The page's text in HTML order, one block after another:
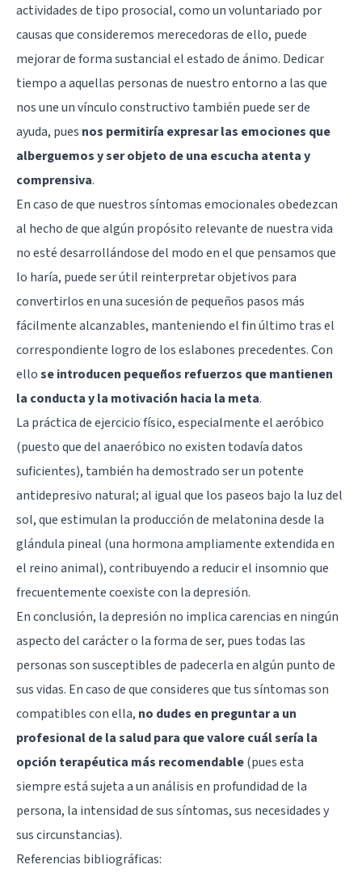
actividades de tipo prosocial, como un voluntariado por
causas que consideremos merecedoras de ello, puede
mejorar de forma sustancial el estado de ánimo. Dedicar
tiempo a aquellas personas de nuestro entorno a las que
nos une un vínculo constructivo también puede ser de
ayuda, pues nos permitiría expresar las emociones que
alberguemos y ser objeto de una escucha atenta y
comprensiva.
En caso de que nuestros síntomas emocionales obedezcan
al hecho de que algún propósito relevante de nuestra vida
no esté desarrollándose del modo en el que pensamos que
lo haría, puede ser útil reinterpretar objetivos para
convertirlos en una sucesión de pequeños pasos más
fácilmente alcanzables, manteniendo el fin último tras el
correspondiente logro de los eslabones precedentes. Con
ellose introducen pequeños refuerzos que mantienen
la conducta y la motivación hacia la meta.
La práctica de ejercicio físico, especialmente el aeróbico
(puesto que del anaeróbico no existen todavía datos
suficientes), también ha demostrado ser un potente
antidepresivo natural; al igual que los paseos bajo la luz del
sol, que estimulan la producción de melatonina desde la
glándula pineal (una hormona ampliamente extendida en
el reino animal), contribuyendo a reducir el insomnio que
frecuentemente coexiste con la depresión.
En conclusión, la depresión no implica carencias en ningún
aspecto del carácter o la forma de ser, pues todas las
personas son susceptibles de padecerla en algún punto de
sus vidas. En caso de que consideres que tus síntomas son
compatibles con ella, no dudes en preguntar a un
profesional de la salud para que valore cuál sería la
opción terapéutica más recomendable(pues esta
siempre está sujeta a un análisis en profundidad de la
persona, la intensidad de sus síntomas, sus necesidades y
sus circunstancias).
Referencias bibliográficas: